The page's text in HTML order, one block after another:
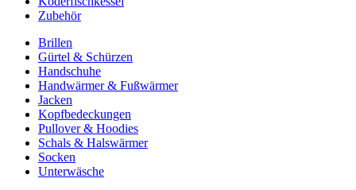
Zubehör
Brillen
Gürtel & Schürzen
Handschuhe
Handwärmer & Fußwärmer
Jacken
Kopfbedeckungen
Pullover & Hoodies
Schals & Halswärmer
Socken
Unterwäsche